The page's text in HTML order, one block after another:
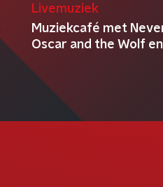
Livemuziek
Muziekcafé met
Oscar and the Wolf en